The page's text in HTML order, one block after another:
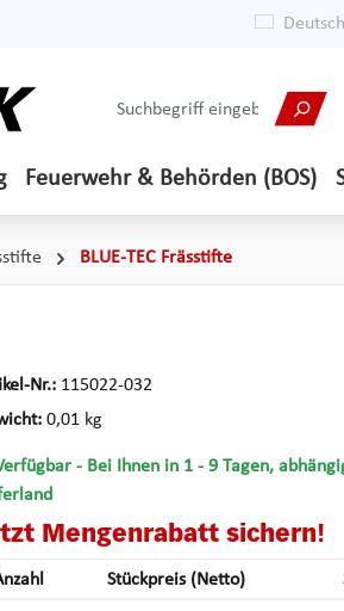
Deutsch
Feuerwehr & Behörden (BOS)
BLUE-TEC Frässtifte
Nr.: 115022-032
0,01 kg
- Bei Ihnen in 1 - 9 Tagen,
Mengenrabatt sichern!
Stückpreis (Netto)